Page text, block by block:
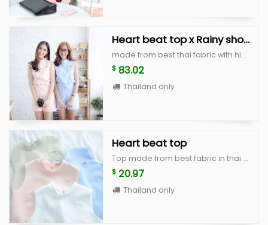
Heart beat top x Rainy short
made from best thai fabric with high quality cutting, unique and cute style heart beat top color : white,peach,blue,beige scott size : beast 36" lenght 18" rainy short color : white,peach,blue,beige scott size S : waist 25" hip 35" lenght 15" size M : waist 27" hip 37" lenght 15"
$ 83.02
Thailand only
Heart beat top
Top made from best fabric in thai with high quality cutting, this is signature of my brand color : white, peach, blue, beige scott (limited) size : beast 36" lenght 18"
$ 20.97
Thailand only